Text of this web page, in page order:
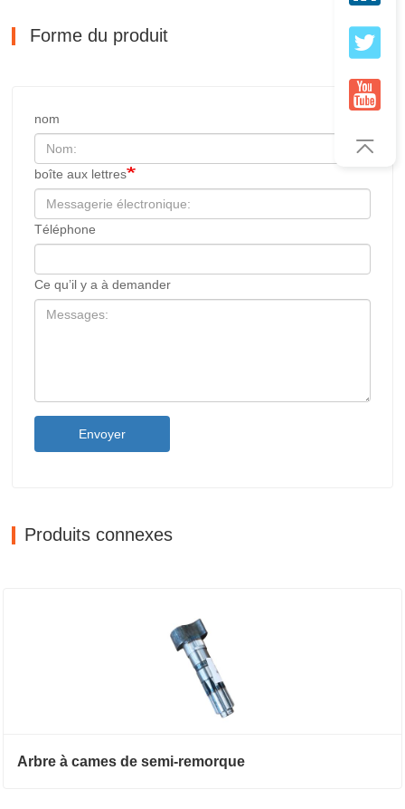
Forme du produit
nom
boîte aux lettres
Téléphone
Ce qu’il y a à demander
Envoyer
Produits connexes
Arbre à cames de semi-remorque